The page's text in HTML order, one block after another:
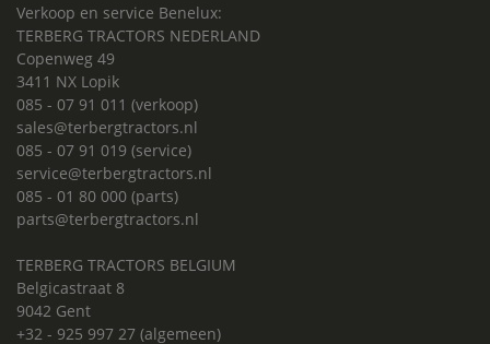
Verkoop en service Benelux:
TERBERG TRACTORS NEDERLAND
Copenweg 49
3411 NX Lopik
085 - 07 91 011 (verkoop)
sales@terbergtractors.nl
085 - 07 91 019 (service)
service@terbergtractors.nl
085 - 01 80 000 (parts)
parts@terbergtractors.nl
TERBERG TRACTORS BELGIUM
Belgicastraat 8
9042 Gent
+32 - 925 997 27 (algemeen)